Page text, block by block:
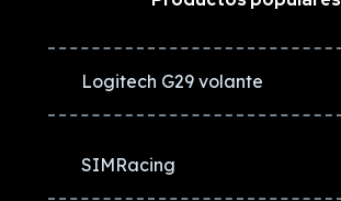
Logitech G29 volante
SIMRacing